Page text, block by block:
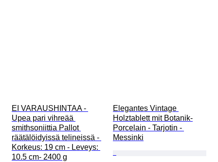
EI VARAUSHINTAA -
Upea pari vihreää
smithsoniittia Pallot
räätälöidyissä telineissä -
Korkeus: 19 cm - Leveys:
10.5 cm- 2400 g
Elegantes Vintage
Holztablett mit Botanik-
Porcelain - Tarjotin -
Messinki